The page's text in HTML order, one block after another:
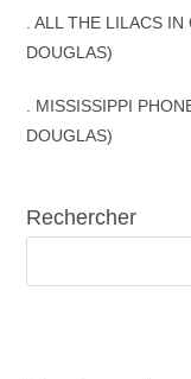
.ALL THE LILACS
DOUGLAS)
MISSISSIPPI
DOUGLAS)
Rechercher